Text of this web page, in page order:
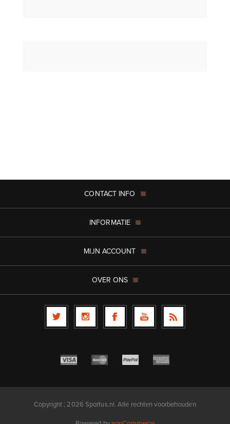
CONTACT INFO
INFORMATIE
MIJN ACCOUNT
OVER ONS
Copyright ; 2026 Sportus.nl. Alle rechten voorbehouden